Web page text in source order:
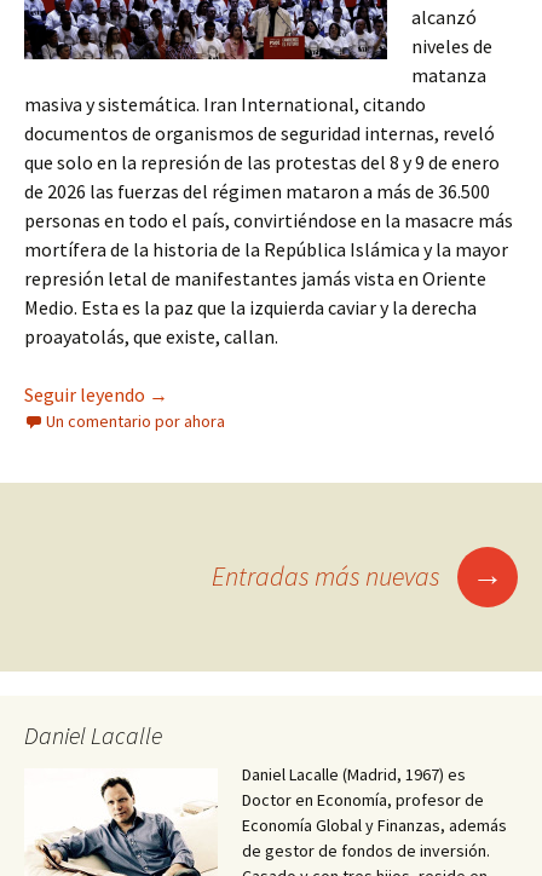
alcanzó
niveles de
matanza
masiva y sistemática. Iran International, citando
documentos de organismos de seguridad internas, reveló
que solo en la represión de las protestas del 8 y 9 de enero
de 2026 las fuerzas del régimen mataron a más de 36.500
personas en todo el país, convirtiéndose en la masacre más
mortífera de la historia de la República Islámica y la mayor
represión letal de manifestantes jamás vista en Oriente
Medio. Esta es la paz que la izquierda caviar y la derecha
proayatolás, que existe, callan.
Seguir leyendo La guerra de Irán desmonta la farsa de la ‘paz’
→
Un comentario por ahora
Entradas más nuevas →
Daniel Lacalle
Daniel Lacalle (Madrid, 1967) es
Doctor en Economía, profesor de
Economía Global y Finanzas, además
de gestor de fondos de inversión.